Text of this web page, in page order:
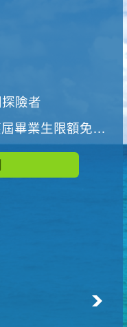
險者
生限額免費參加